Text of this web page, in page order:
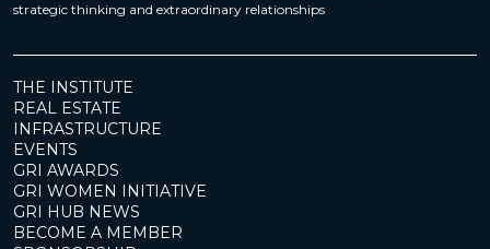
strategic thinking and extraordinary relationships
THE INSTITUTE
REAL ESTATE
INFRASTRUCTURE
EVENTS
GRI AWARDS
GRI WOMEN INITIATIVE
GRI HUB NEWS
BECOME A MEMBER